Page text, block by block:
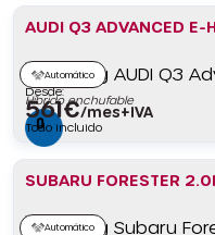
AUDI Q3 ADVANCED
Automático
Híbrido enchufable
Desde:
561€/mes+IVA
Todo incluido
SUBARU FORESTER
Automático